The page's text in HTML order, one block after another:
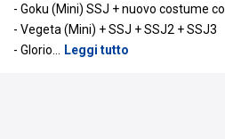
- Goku (Mini) SSJ + nuovo costume
- Vegeta (Mini) + SSJ + SSJ2 + SSJ3
- Glorio… Leggi tutto